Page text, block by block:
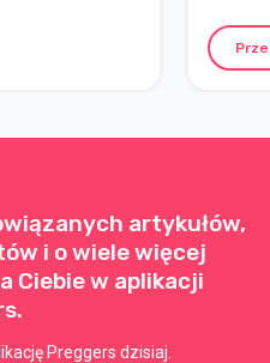
dżungli.
listę
artykułów,
i o wiele więcej
Ciebie w aplikacji
Preggers dzisiaj.